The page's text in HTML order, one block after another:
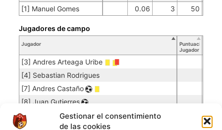
Gestionar el consentimiento
de las cookies
[1] Manuel Gomes 0.06 3 50
Jugador
Puntuación
Jugador
[3] Andres Arteaga Uribe
[4] Sebastian Rodrigues
[7] Andres Castaño
[8] Juan Gutierres
[9] Kevin Stiven Olarte
[10] Enyerbet Corro
Jugadores de campo